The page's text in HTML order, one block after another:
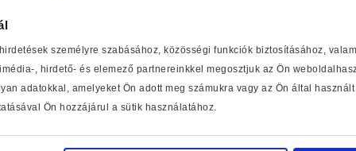
személyre szabásához, közösségi funkciók biztosításához,
, hirdető- és elemező partnereinkkel megosztjuk az Ön
adatokkal, amelyeket Ön adott meg számukra vagy az Ön által
Ön hozzájárul a sütik használatához.
a német romantika egyik legizgalmasabb alakja.
mégis zeneszerzőnek tartotta. Ma leginkább irodalmi
aDiótörő és Egérkirály.
tükrözik írásai, amikben szívesen elegyítette a
közben is.
ehhez a kiadáshoz készült illusztrációkkal, ünnepi